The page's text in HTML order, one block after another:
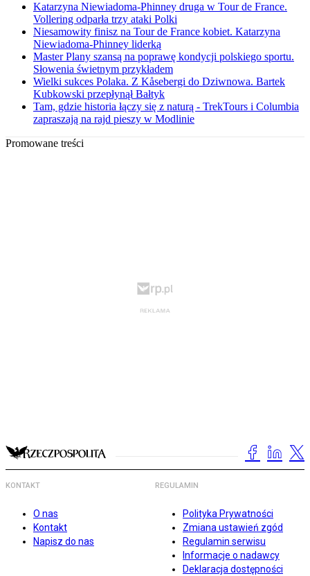
Katarzyna Niewiadoma-Phinney druga w Tour de France.
Vollering odparła trzy ataki Polki
Niesamowity finisz na Tour de France kobiet. Katarzyna
Niewiadoma-Phinney liderką
Master Plany szansą na poprawę kondycji polskiego sportu.
Słowenia świetnym przykładem
Wielki sukces Polaka. Z Kåsebergi do Dziwnowa. Bartek
Kubkowski przepłynął Bałtyk
Tam, gdzie historia łączy się z naturą - TrekTours i Columbia
zapraszają na rajd pieszy w Modlinie
Promowane treści
KONTAKT
O nas
Kontakt
Napisz do nas
REGULAMIN
Polityka Prywatności
Zmiana ustawień zgód
Regulamin serwisu
Informacje o nadawcy
Deklaracja dostępności